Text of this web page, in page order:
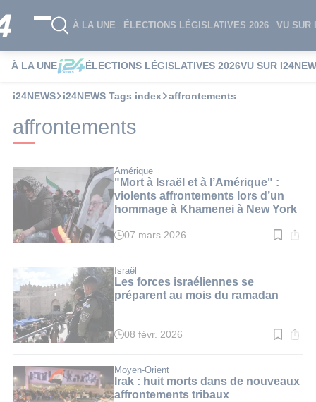
À LA UNE ÉLECTIONS LÉGISLATIVES 2026 VU SUR
À LA UNE ÉLECTIONS LÉGISLATIVES 2026VU SUR
i24NEWS i24NEWS Tags index affrontements
affrontements
Amérique
"Mort à Israël et à l’Amérique" :
violents affrontements lors d’un
hommage à Khamenei à New York
Temps
:
3
min.
07 mars 2026
Israël
Les forces israéliennes se
préparent au mois du ramadan
Temps
:
4
min.
08 févr. 2026
Moyen-Orient
Irak : huit morts dans de nouveaux
affrontements tribaux